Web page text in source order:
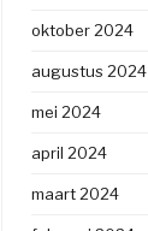
oktober 2024
augustus 2024
mei 2024
april 2024
maart 2024